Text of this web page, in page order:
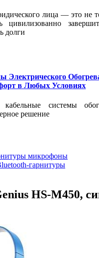
лица — это не
цивилизованно
долги
Электрического
в Любых Условиях
кабельные системы
решение
микрофоны
гарнитуры
HS-M450,